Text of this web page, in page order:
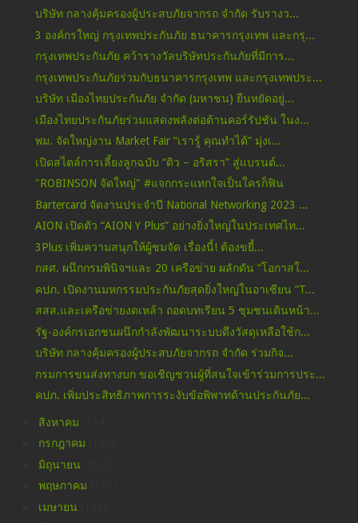
บริษัท กลางคุ้มครองผู้ประสบภัยจากรถ จำกัด รับรางว...
3 องค์กรใหญ่ กรุงเทพประกันภัย ธนาคารกรุงเทพ และกรุ...
กรุงเทพประกันภัย คว้ารางวัลบริษัทประกันภัยที่มีการ...
กรุงเทพประกันภัยร่วมกับธนาคารกรุงเทพ และกรุงเทพประ...
บริษัท เมืองไทยประกันภัย จำกัด (มหาชน) ยืนหยัดอยู่...
เมืองไทยประกันภัยร่วมแสดงพลังต่อต้านคอร์รัปชัน ในง...
พม. จัดใหญ่งาน Market Fair “เรารู้ คุณทำได้” มุ่งเ...
เปิดสไตล์การเลี้ยงลูกฉบับ “ดิว – อริสรา” สู่แบรนด์...
"ROBINSON จัดใหญ่" #แจกกระแทกใจเป็นใครก็ฟิน
Bartercard จัดงานประจำปี National Networking 2023 ...
AION เปิดตัว “AION Y Plus” อย่างยิ่งใหญ่ในประเทศไท...
3Plus เพิ่มความสนุกให้ผู้ชมจัด เรื่องนี้! ต้องขยี้...
กสศ. ผนึกกรมพินิจฯและ 20 เครือข่าย ผลักดัน “โอกาสใ...
คปภ. เปิดงานมหกรรมประกันภัยสุดยิ่งใหญ่ในอาเซียน “T...
สสส.และเครือข่ายงดเหล้า ถอดบทเรียน 5 ชุมชนเดินหน้า...
รัฐ-องค์กรเอกชนผนึกกำลังพัฒนาระบบดึงวัสดุเหลือใช้ก...
บริษัท กลางคุ้มครองผู้ประสบภัยจากรถ จำกัด ร่วมกิจ...
กรมการขนส่งทางบก ขอเชิญชวนผู้ที่สนใจเข้าร่วมการประ...
คปภ. เพิ่มประสิทธิภาพการระงับข้อพิพาทด้านประกันภัย...
สิงหาคม
กรกฎาคม
มิถุนายน
พฤษภาคม
เมษายน